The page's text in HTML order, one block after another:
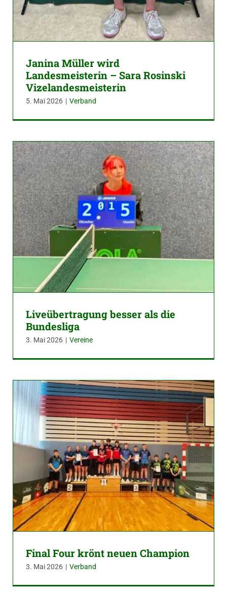
Janina Müller wird
Landesmeisterin – Sara Rosinski
Vizelandesmeisterin
5. Mai 2026 | Verband
Liveübertragung besser als die
Bundesliga
3. Mai 2026 | Vereine
Final Four krönt neuen Champion
3. Mai 2026 | Verband